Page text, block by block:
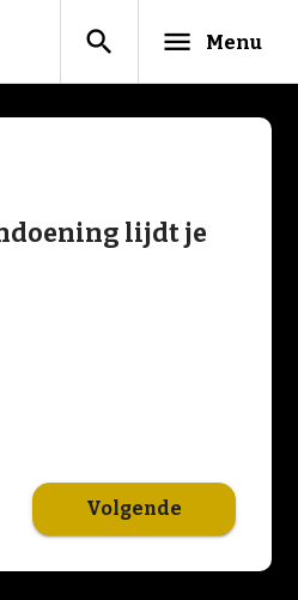
search menu Menu
lijdt je
Volgende